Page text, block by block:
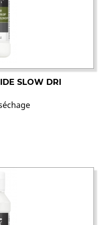
SLOW DRI